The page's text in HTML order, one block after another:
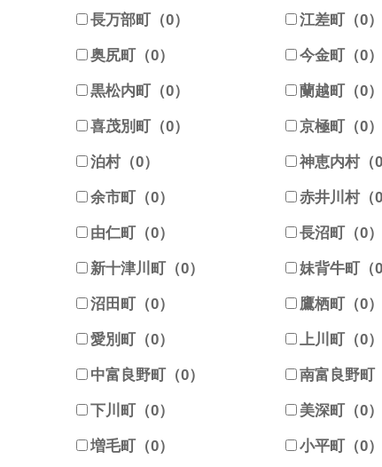
長万部町（0） 江差町（0）
奥尻町（0） 今金町（0）
黒松内町（0） 蘭越町（0）
喜茂別町（0） 京極町（0）
泊村（0） 神恵内村（0
余市町（0） 赤井川村（0
由仁町（0） 長沼町（0）
新十津川町（0） 妹背牛町（0
沼田町（0） 鷹栖町（0）
愛別町（0） 上川町（0）
中富良野町（0） 南富良野町
下川町（0） 美深町（0）
増毛町（0） 小平町（0）